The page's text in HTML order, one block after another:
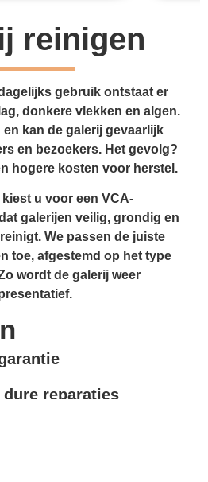
reinigen
gebruik ontstaat er
donkere vlekken en algen.
kan de galerij gevaarlijk
en bezoekers. Het gevolg?
hogere kosten voor herstel.
u voor een VCA-
galerijen veilig, grondig en
We passen de juiste
toe, afgestemd op het type
wordt de galerij weer
reparaties